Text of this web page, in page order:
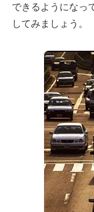
できるようになっ
してみましょう。